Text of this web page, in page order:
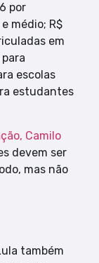
por
médio; R$
em
escolas
estudantes
Camilo
devem ser
mas não
também